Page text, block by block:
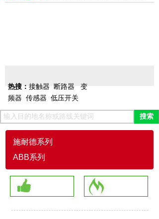
热搜： 接触器 断路器
变
频器 传感器 低压开关
搜索
施耐德系列
ABB系列